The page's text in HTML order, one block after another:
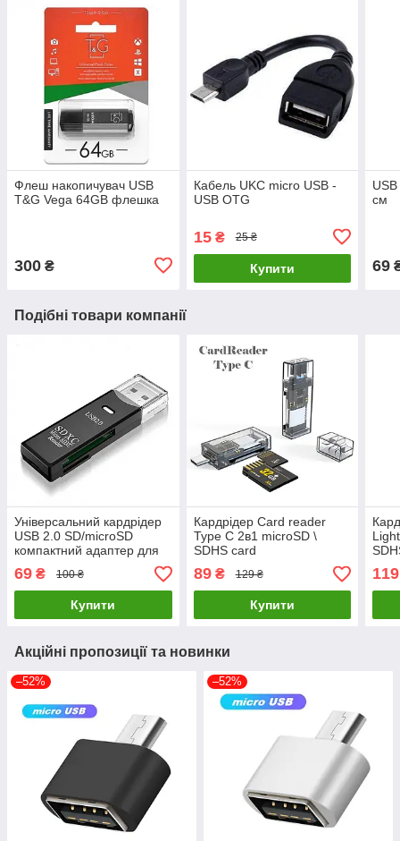
Флеш накопичувач USB
T&G Vega 64GB флешка
300 ₴
Кабель UKC micro USB -
USB OTG
15₴ 25 ₴
Купити
см
69
Подібні товари компанії
Універсальний кардрідер
USB 2.0 SD/microSD
компактний адаптер для
карт пам'яті Card Reader
Black
69 ₴ 100 ₴
Купити
Кардрідер Card reader
Type C 2в1 microSD \
SDHS card
89₴ 129 ₴
Купити
119
Акційні пропозиції та новинки
–52% –52%